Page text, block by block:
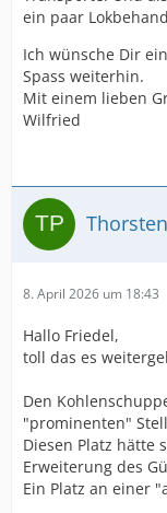
ein paar
Ich wünsche Dir
Spass weiterhin.
Mit einem lieben
Wilfried
8. April 2026 um 18:43
Hallo Friedel,
toll das es
Den
"prominenten"
Diesen Platz hätte
Erweiterung des
Ein Platz an einer